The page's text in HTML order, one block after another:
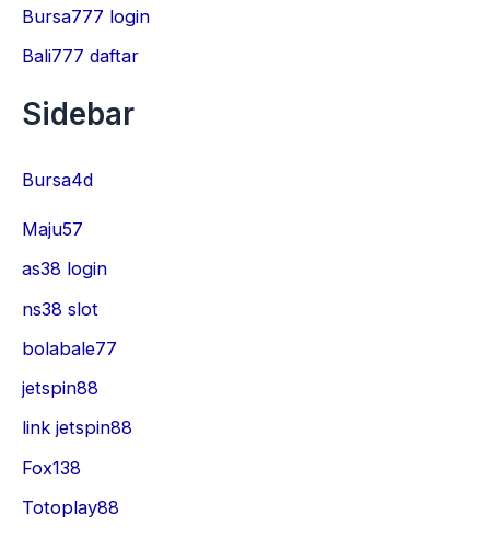
Bursa777 login
Bali777 daftar
Sidebar
Bursa4d
Maju57
as38 login
ns38 slot
bolabale77
jetspin88
link jetspin88
Fox138
Totoplay88